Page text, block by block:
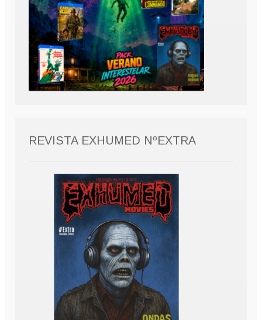
REVISTA EXHUMED NºEXTRA